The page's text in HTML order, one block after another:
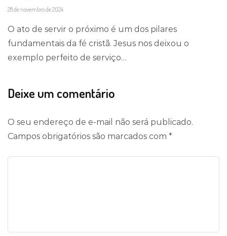
28 de novembro de 2024
O ato de servir o próximo é um dos pilares
fundamentais da fé cristã. Jesus nos deixou o
exemplo perfeito de serviço…
Deixe um comentário
O seu endereço de e-mail não será publicado.
Campos obrigatórios são marcados com *